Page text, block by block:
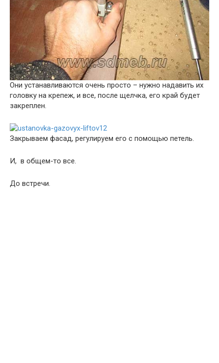
Они устанавливаются очень просто – нужно надавить их
головку на крепеж, и все, после щелчка, его край будет
закреплен.
Закрываем фасад, регулируем его с помощью петель.
И, в общем-то все.
До встречи.